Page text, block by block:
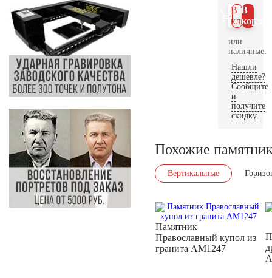
В
В 1
клик
или
наличные.
Нашли
дешевле?
Сообщите
и
получите
скидку.
Похожие
Вертикальные
Памятник
Православный купол из
гранита AM1247